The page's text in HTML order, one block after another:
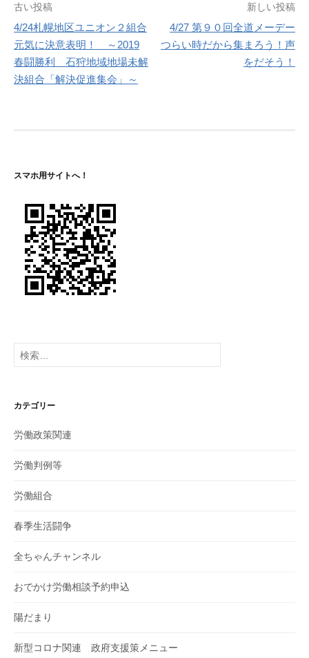
投
稿
ナ
ビ
ョ
ン
古い投稿
4/24札幌地区ユニオン２組合
元気に決意表明！ ～2019
春闘勝利 石狩地域地場未解
決組合「解決促進集会」～
新しい投稿
4/27 第９０回全道メーデー
つらい時だから集まろう！声
をだそう！
スマホ用サイトへ！
検
索:
カテゴリー
労働政策関連
労働判例等
労働組合
春季生活闘争
全ちゃんチャンネル
おでかけ労働相談予約申込
陽だまり
新型コロナ関連 政府支援策メニュー